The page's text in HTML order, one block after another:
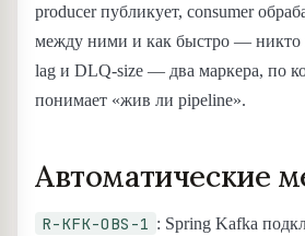
producer публикует, consumer
между ними и как быстро — никто
lag и DLQ-size — два маркера, по
понимает «жив ли pipeline».
Автоматические
R-KFK-OBS-1 : Spring Kafka